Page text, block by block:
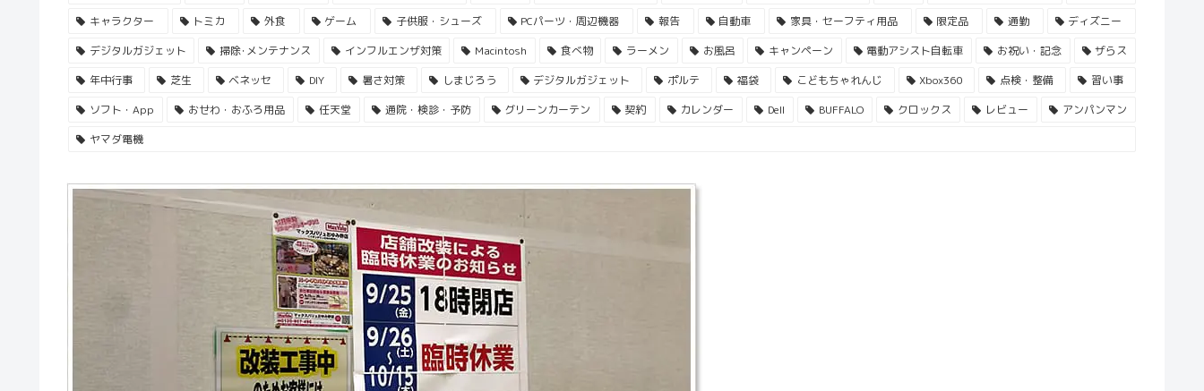
キャラクター
トミカ 外食 ゲーム 子供服・シューズ PCパーツ・周辺機器 報告 自動車 家具・セーフティ用品 限定品 通勤
ディズニー
デジタルガジェット
掃除･メンテナンス インフルエンザ対策 Macintosh 食べ物 ラーメン お風呂 キャンペーン 電動アシスト自転車 お祝い・記念
ザらス
年中行事
芝生 ベネッセ DIY 暑さ対策 しまじろう デジタルガジェット ポルテ 福袋 こどもちゃれんじ Xbox360 点検・整備
習い事
ソフト・App
おせわ・おふろ用品 任天堂 通院・検診・予防 グリーンカーテン 契約 カレンダー Dell BUFFALO クロックス レビュー
アンパンマン
ヤマダ電機